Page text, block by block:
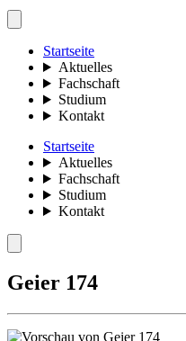
Startseite
Aktuelles
Fachschaft
Studium
Kontakt
Startseite
Aktuelles
Fachschaft
Studium
Kontakt
Geier 174